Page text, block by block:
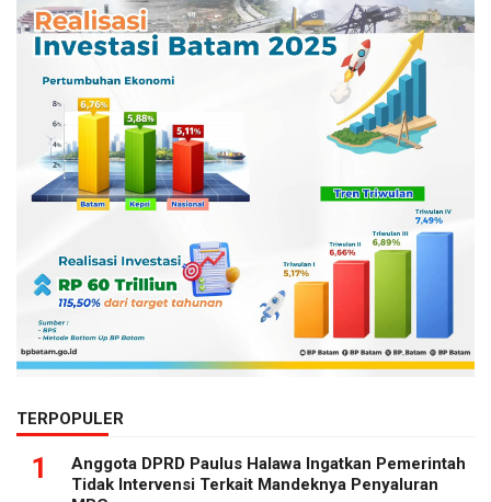
TERPOPULER
1
Anggota DPRD Paulus Halawa Ingatkan Pemerintah
Tidak Intervensi Terkait Mandeknya Penyaluran